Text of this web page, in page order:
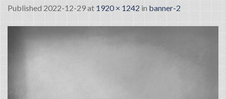
Published 2022-12-29at 1920 × 1242 in banner-2